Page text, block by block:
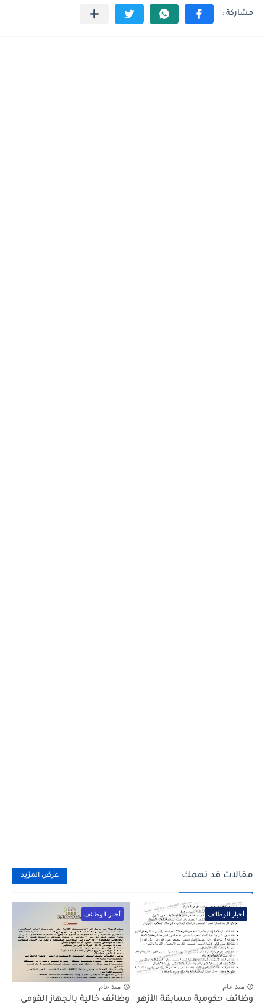
مقالات قد تهمك عرض المزيد
أخبار الوظائف
منذ عام
وظائف حكومية مسابقة الأزهر
أخبار الوظائف
منذ عام
وظائف خالية بالجهاز القومى